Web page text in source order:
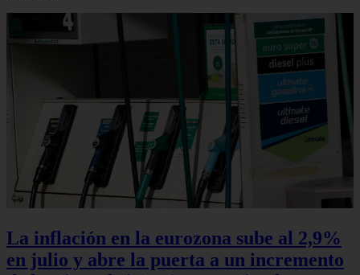
La inflación en la eurozona sube al 2,9%
en julio y abre la puerta a un incremento